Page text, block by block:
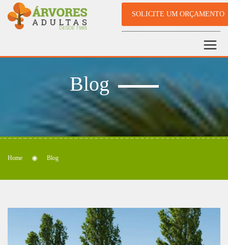
SOLICITE UM ORÇAMENTO
Blog
Home Blog